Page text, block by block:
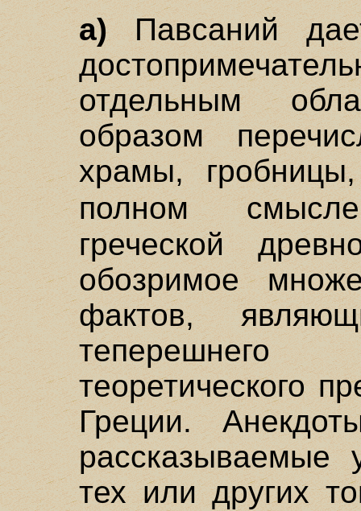
а) Павсаний
отдельным
образом
храмы,
полном
греческой
обозримое
фактов,
теоретического
Греции.
рассказываемые
тех или других